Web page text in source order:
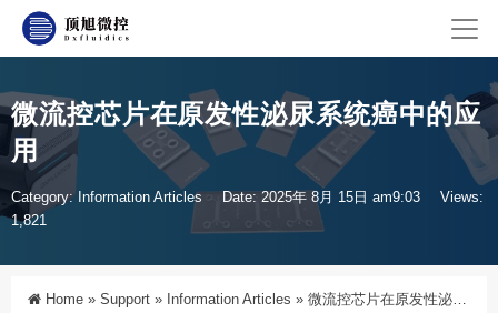
微流控芯片在原发性泌尿系统癌中的应
用
Category: Information Articles Date: 2025年 8月 15日 am9:03
Views:
1,821
Home » Support » Information Articles » 微流控芯片在原发性泌尿系统癌中的应用